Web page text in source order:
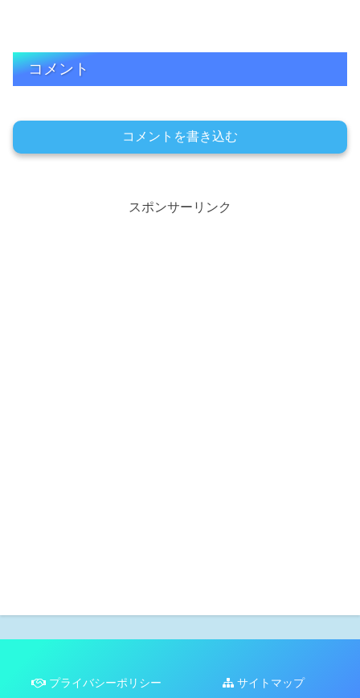
コメント
コメントを書き込む
スポンサーリンク
プライバシーポリシー サイトマップ